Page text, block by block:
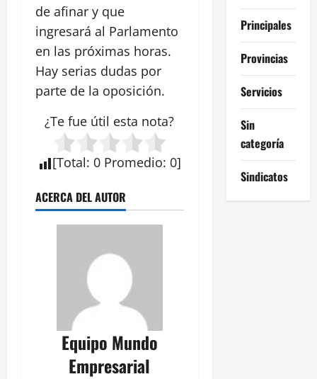
de afinar y que
ingresará al Parlamento
en las próximas horas.
Hay serias dudas por
parte de la oposición.
¿Te fue útil esta nota?
[Total: 0 Promedio: 0]
ACERCA DEL AUTOR
Equipo Mundo
Empresarial
Principales
Provincias
Servicios
Sin
categoría
Sindicatos